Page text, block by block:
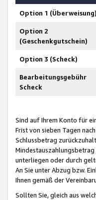
Option 1 (Überweisung)
Option 2
(Geschenkgutschein)
Option 3 (Scheck)
Bearbeitungsgebühr
Scheck
Sind auf Ihrem Konto für
Frist von sieben Tagen
Schlussbetrag
unterliegen oder durch
An Sie unter Abzug bzw.
Ihnen gemäß der
Sollten Sie, gleich aus